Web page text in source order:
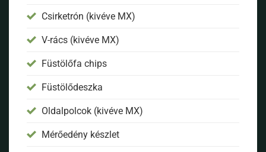
Csirketrón (kivéve MX)
V-rács (kivéve MX)
Füstölőfa chips
Füstölődeszka
Oldalpolcok (kivéve MX)
Mérőedény készlet